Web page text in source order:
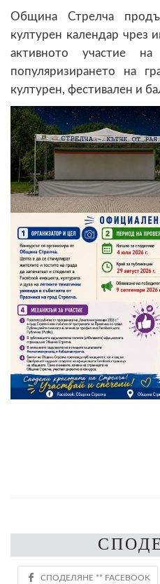
Община Стрелча
културен календар чрез
активното участие
популяризирането на
културен, фестивален и